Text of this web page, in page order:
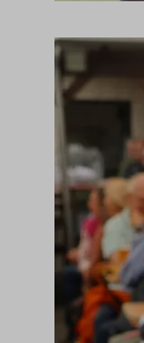
wfwaf-
wp-settings-*
wp-settings-
borlabs-cookie
et-editing-post-*
et-
et-saved-post*
ssm_au_c